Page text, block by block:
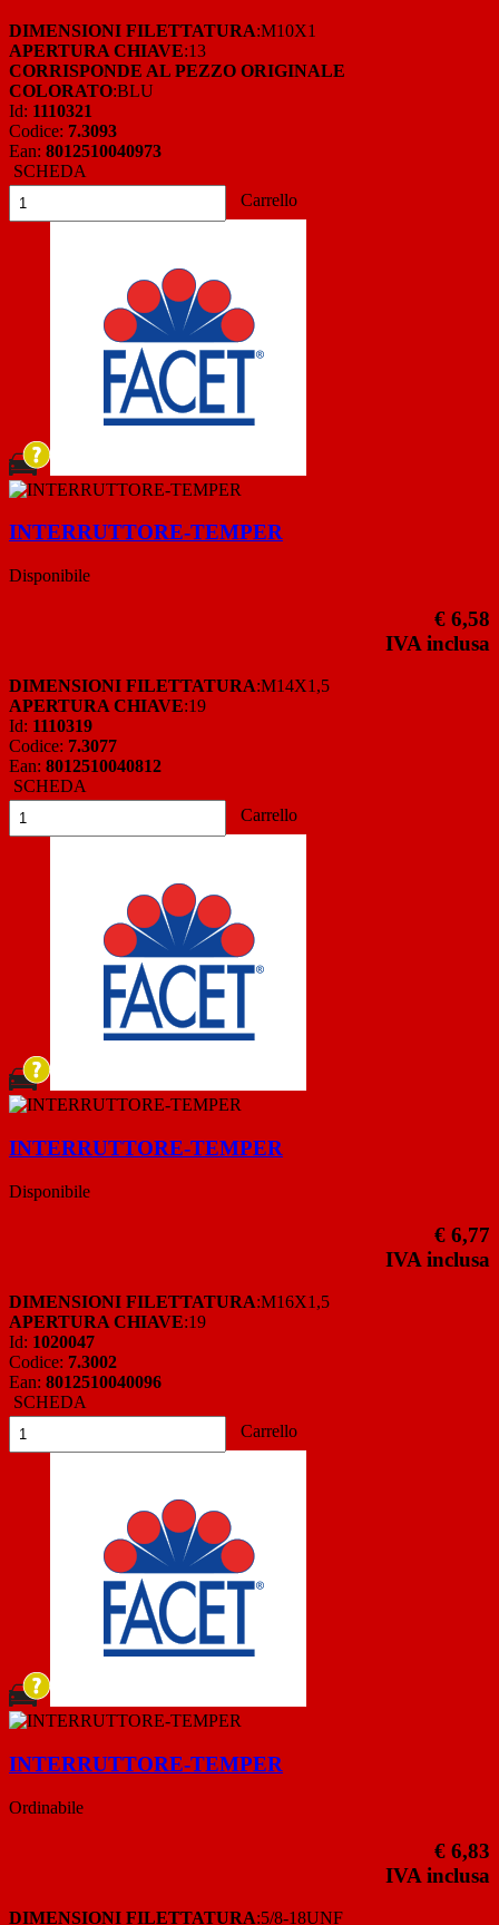
DIMENSIONI FILETTATURA:M10X1
APERTURA CHIAVE:13
CORRISPONDE AL PEZZO ORIGINALE
COLORATO:BLU
Id: 1110321
Codice: 7.3093
Ean: 8012510040973
SCHEDA
Carrello
INTERRUTTORE-TEMPER
Disponibile
€ 6,58
IVA inclusa
DIMENSIONI FILETTATURA:M14X1,5
APERTURA CHIAVE:19
Id: 1110319
Codice: 7.3077
Ean: 8012510040812
SCHEDA
Carrello
INTERRUTTORE-TEMPER
Disponibile
€ 6,77
IVA inclusa
DIMENSIONI FILETTATURA:M16X1,5
APERTURA CHIAVE:19
Id: 1020047
Codice: 7.3002
Ean: 8012510040096
SCHEDA
Carrello
INTERRUTTORE-TEMPER
Ordinabile
€ 6,83
IVA inclusa
DIMENSIONI FILETTATURA:5/8-18UNF